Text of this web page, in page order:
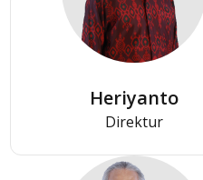
Heriyanto
Direktur